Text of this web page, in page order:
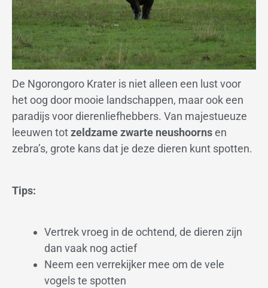
De Ngorongoro Krater is niet alleen een lust voor
het oog door mooie landschappen, maar ook een
paradijs voor dierenliefhebbers. Van majestueuze
leeuwen totzeldzame zwarte neushoornsen
zebra’s, grote kans dat je deze dieren kunt spotten.
Tips:
Vertrek vroeg in de ochtend, de dieren zijn
dan vaak nog actief
Neem een verrekijker mee om de vele
vogels te spotten